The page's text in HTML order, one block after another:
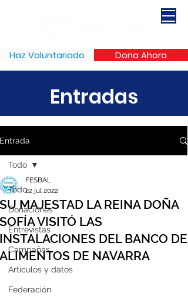
Haz Voluntariado Dona Ahora
Entradas
Entrada
Todo
Donaciones
Entrevistas
Campañas
Artículos y datos
Federación
Todo
SU MAJESTAD LA REINA DOÑA
SOFÍA VISITÓ LAS
INSTALACIONES DEL BANCO DE
ALIMENTOS DE NAVARRA
FESBAL
22 jul 2022